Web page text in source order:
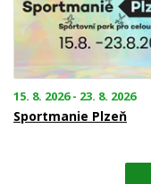
15. 8. 2026 - 23. 8. 2026
Sportmanie Plzeň